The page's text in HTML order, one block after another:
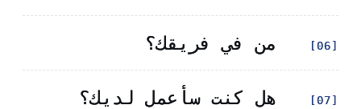
[06] من في فريقك؟
[07] هل كنت سأعمل لديك؟
[06] من في فريقك؟
[07] هل كنت سأعمل لديك؟